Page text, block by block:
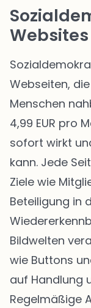
Websites
Webseiten,
Menschen
4,99 EUR pro
sofort wirkt
kann. Jede
Ziele wie
Beteiligung in
Bildwelten
wie Buttons
auf Handlung
Regelmäßige